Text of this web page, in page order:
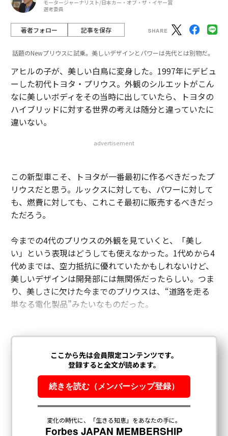
モータージャーナリスト/日本カー・オブ・ザ・イヤー賞
選考委員
著者フォロー 記事を保存
話題のNewプリウスに試乗。美しいデザインとパワーは先代とは別物だ。
アヒルの子が、美しい白鳥に変身した。1997年にデビュ
ーした初代トヨタ・プリウス。外観のシルエットがこん
なに美しいボディをその当時に出していたら、トヨタの
ハイブリッドに対する世界の考えは随分と違っていたに
違いない。
advertisement
この新型車こそ、トヨタが一番最初に作るべきだったプ
リウスだと思う。ルックスに対しても、パワーに対して
も、燃費に対しても、これこそ最初に販売するべきだっ
ただろう。
今までの4代のプリウスの外観を見ていくと、「美し
い」という表現はどうしても使えなかった。1代めから4
代めまでは、空力抵抗に優れていたかもしれないけど、
美しいデザインは開発部には無関係だったらしい。つま
り、美しさに欠けた今までのプリウスは、“道路を走る
単なる電化製品”みたいなものだった。